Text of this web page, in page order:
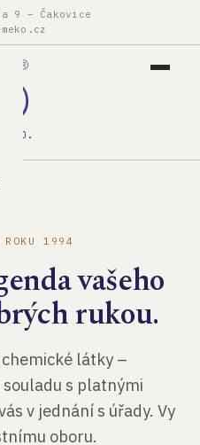
9 – Čakovice
R.O.
ROKU 1994
vašeho
rukou.
chemické látky –
souladu s platnými
v jednání s úřady. Vy
oboru.